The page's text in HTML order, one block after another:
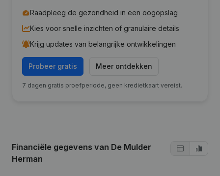
Raadpleeg de gezondheid in een oogopslag
Kies voor snelle inzichten of granulaire details
Krijg updates van belangrijke ontwikkelingen
Probeer gratis Meer ontdekken
7 dagen gratis proefperiode, geen kredietkaart vereist.
Financiële gegevens van De Mulder
Herman